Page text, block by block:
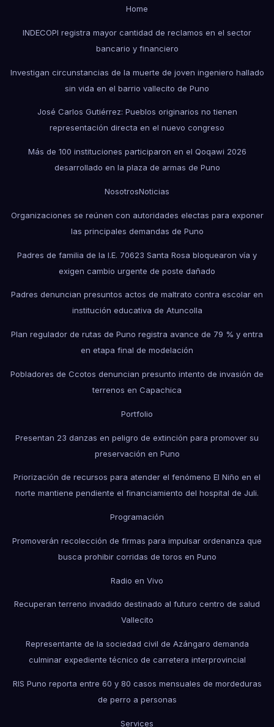
Home
INDECOPI registra mayor cantidad de reclamos en el sector
bancario y financiero
Investigan circunstancias de la muerte de joven ingeniero hallado
sin vida en el barrio vallecito de Puno
José Carlos Gutiérrez: Pueblos originarios no tienen
representación directa en el nuevo congreso
Más de 100 instituciones participaron en el Qoqawi 2026
desarrollado en la plaza de armas de Puno
NosotrosNoticias
Organizaciones se reúnen con autoridades electas para exponer
las principales demandas de Puno
Padres de familia de la I.E. 70623 Santa Rosa bloquearon vía y
exigen cambio urgente de poste dañado
Padres denuncian presuntos actos de maltrato contra escolar en
institución educativa de Atuncolla
Plan regulador de rutas de Puno registra avance de 79 % y entra
en etapa final de modelación
Pobladores de Ccotos denuncian presunto intento de invasión de
terrenos en Capachica
Portfolio
Presentan 23 danzas en peligro de extinción para promover su
preservación en Puno
Priorización de recursos para atender el fenómeno El Niño en el
norte mantiene pendiente el financiamiento del hospital de Juli.
Programación
Promoverán recolección de firmas para impulsar ordenanza que
busca prohibir corridas de toros en Puno
Radio en Vivo
Recuperan terreno invadido destinado al futuro centro de salud
Vallecito
Representante de la sociedad civil de Azángaro demanda
culminar expediente técnico de carretera interprovincial
RIS Puno reporta entre 60 y 80 casos mensuales de mordeduras
de perro a personas
Services